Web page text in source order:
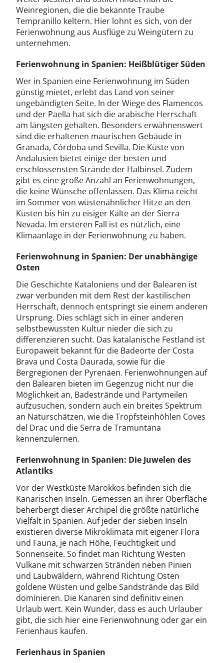
Weinregionen, die die bekannte Traube
Tempranillo keltern. Hier lohnt es sich, von der
Ferienwohnung aus Ausflüge zu Weingütern zu
unternehmen.
Ferienwohnung in Spanien: Heißblütiger Süden
Wer in Spanien eine Ferienwohnung im Süden
günstig mietet, erlebt das Land von seiner
ungebändigten Seite. In der Wiege des Flamencos
und der Paella hat sich die arabische Herrschaft
am längsten gehalten. Besonders erwähnenswert
sind die erhaltenen maurischen Gebäude in
Granada, Córdoba und Sevilla. Die Küste von
Andalusien bietet einige der besten und
erschlossensten Strände der Halbinsel. Zudem
gibt es eine große Anzahl an Ferienwohnungen,
die keine Wünsche offenlassen. Das Klima reicht
im Sommer von wüstenähnlicher Hitze an den
Küsten bis hin zu eisiger Kälte an der Sierra
Nevada. Im ersteren Fall ist es nützlich, eine
Klimaanlage in der Ferienwohnung zu haben.
Ferienwohnung in Spanien: Der unabhängige
Osten
Die Geschichte Kataloniens und der Balearen ist
zwar verbunden mit dem Rest der kastilischen
Herrschaft, dennoch entspringt sie einem anderen
Ursprung. Dies schlägt sich in einer anderen
selbstbewussten Kultur nieder die sich zu
differenzieren sucht. Das katalanische Festland ist
Europaweit bekannt für die Badeorte der Costa
Brava und Costa Daurada, sowie für die
Bergregionen der Pyrenäen. Ferienwohnungen auf
den Balearen bieten im Gegenzug nicht nur die
Möglichkeit an, Badestrände und Partymeilen
aufzusuchen, sondern auch ein breites Spektrum
an Naturschätzen, wie die Tropfsteinhöhlen Coves
del Drac und die Serra de Tramuntana
kennenzulernen.
Ferienwohnung in Spanien: Die Juwelen des
Atlantiks
Vor der Westküste Marokkos befinden sich die
Kanarischen Inseln. Gemessen an ihrer Oberfläche
beherbergt dieser Archipel die größte natürliche
Vielfalt in Spanien. Auf jeder der sieben Inseln
existieren diverse Mikroklimata mit eigener Flora
und Fauna, je nach Höhe, Feuchtigkeit und
Sonnenseite. So findet man Richtung Westen
Vulkane mit schwarzen Stränden neben Pinien
und Laubwäldern, während Richtung Osten
goldene Wüsten und gelbe Sandstrände das Bild
dominieren. Die Kanaren sind definitiv einen
Urlaub wert. Kein Wunder, dass es auch Urlauber
gibt, die sich hier eine Ferienwohnung oder gar ein
Ferienhaus kaufen.
Ferienhaus in Spanien